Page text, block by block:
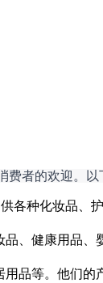
者的欢迎。以
各种化妆品、
、健康用品
品等。他们的